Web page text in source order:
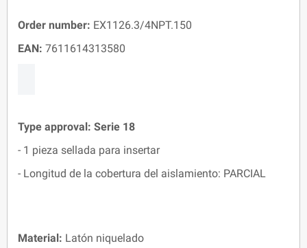
Order number: EX1126.3/4NPT.150
EAN: 7611614313580
Type approval: Serie 18
- 1 pieza sellada para insertar
- Longitud de la cobertura del aislamiento: PARCIAL
Material: Latón niquelado